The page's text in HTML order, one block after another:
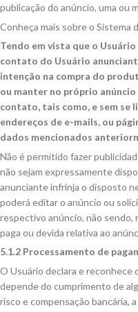
publicação do anúncio, uma ou
Conheça mais sobre o Sistema
Tendo em vista que o
contato do Usuário
intenção na compra do
ou manter no próprio
contato, tais como, e sem se
endereços de e-mails, ou
dados mencionados
Não é permitido fazer
não sejam expressamente
anunciante infrinja o disposto
poderá editar o anúncio ou
respectivo anúncio, não
paga ou devida relativa ao
5.1.2 Processamento de
O Usuário declara e reconhece
depende do cumprimento de
risco e compensação bancária,